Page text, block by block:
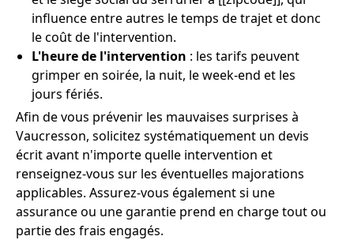
influence entre autres le temps de trajet et donc
le coût de l'intervention.
L'heure de l'intervention : les tarifs peuvent
grimper en soirée, la nuit, le week-end et les
jours fériés.
Afin de vous prévenir les mauvaises surprises à
Vaucresson, solicitez systématiquement un devis
écrit avant n'importe quelle intervention et
renseignez-vous sur les éventuelles majorations
applicables. Assurez-vous également si une
assurance ou une garantie prend en charge tout ou
partie des frais engagés.